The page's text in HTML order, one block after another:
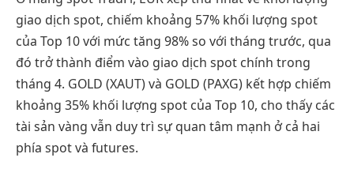
giao dịch spot, chiếm khoảng 57% khối lượng spot
của Top 10 với mức tăng 98% so với tháng trước, qua
đó trở thành điểm vào giao dịch spot chính trong
tháng 4. GOLD (XAUT) và GOLD (PAXG) kết hợp chiếm
khoảng 35% khối lượng spot của Top 10, cho thấy các
tài sản vàng vẫn duy trì sự quan tâm mạnh ở cả hai
phía spot và futures.